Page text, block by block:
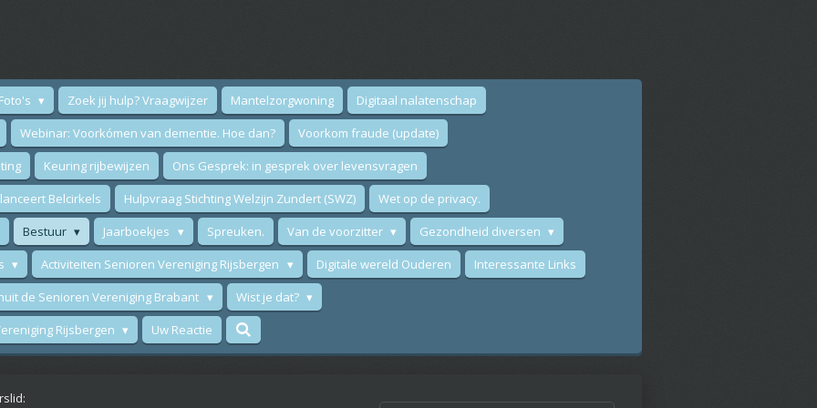
Foto's Zoek jij hulp? Vraagwijzer Mantelzorgwoning
Digitaal nalatenschap
Webinar: Voorkómen van dementie. Hoe dan?
Voorkom fraude (update)
Keuring rijbewijzen
Ons Gesprek: in gesprek over levensvragen
Belcirkels
Hulpvraag Stichting Welzijn Zundert (SWZ)
Wet op de privacy.
Bestuur Jaarboekjes Spreuken. Van de voorzitter
Gezondheid diversen
Activiteiten Senioren Vereniging Rijsbergen Digitale wereld Ouderen
Interessante Links
de Senioren Vereniging Brabant
Wist je dat?
Rijsbergen
Uw Reactie